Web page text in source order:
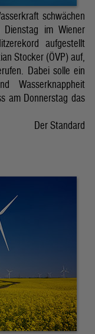
schwächen
im Wiener
aufgestellt
Stocker (ÖVP) auf,
Dabei solle ein
Wasserknappheit
am Donnerstag das
Der Standard